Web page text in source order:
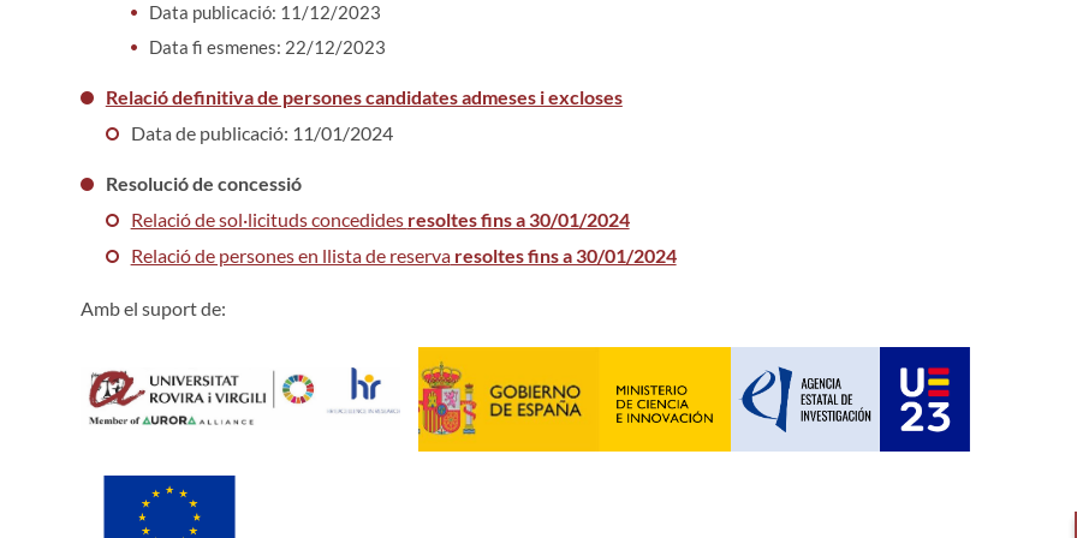
Data publicació: 11/12/2023
Data fi esmenes: 22/12/2023
Relació definitiva de persones candidates admeses i excloses
Data de publicació: 11/01/2024
Resolució de concessió
Relació de sol·licituds concedides resoltes fins a 30/01/2024
Relació de persones en llista de reservaresoltes fins a 30/01/2024
Amb el suport de: